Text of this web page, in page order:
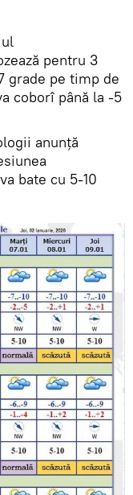
pentru 3
grade pe timp de
coborî până la -5
anunță
bate cu 5-10